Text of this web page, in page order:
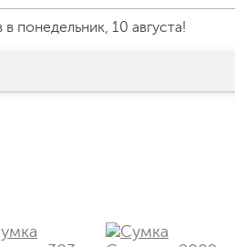
понедельник, 10 августа!